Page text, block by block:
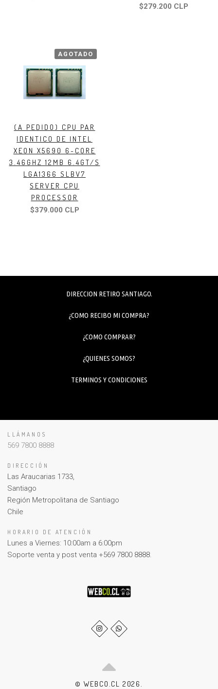
$279.200 CLP
AGOTADO
(A PEDIDO) CPU PAR
IDENTICO DE INTEL
XEON X5690 6-CORE
3.46GHZ 12MB 6.4GT/S
LGA1366 SLBV7
SERVER CPU
PROCESSOR
$379.000 CLP
DIRECCION RETIRO SANTIAGO.
¿COMO RECIBO MI COMPRA?
¿COMO COMPRAR?
¿QUIENES SOMOS?
TERMINOS Y CONDICIONES
LLÁMANOS
569 7800 8888
DIRECCIÓN
Las Araucarias 1733,
Santiago
Región Metropolitana de Santiago
Chile
HORARIO DE ATENCIÓN
Lunes a Viernes: 10:00am a 6:00pm
Soporte venta y post venta +569 7800 8888.
© WEBCO.CL 2026.